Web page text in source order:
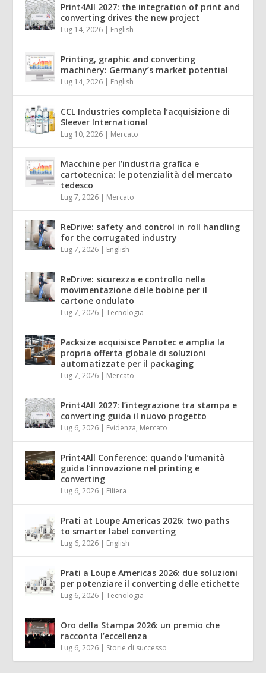
Print4All 2027: the integration of print and
converting drives the new project
Lug 14, 2026 | English
Printing, graphic and converting
machinery: Germany’s market potential
Lug 14, 2026 | English
CCL Industries completa l’acquisizione di
Sleever International
Lug 10, 2026 | Mercato
Macchine per l’industria grafica e
cartotecnica: le potenzialità del mercato
tedesco
Lug 7, 2026 | Mercato
ReDrive: safety and control in roll handling
for the corrugated industry
Lug 7, 2026 | English
ReDrive: sicurezza e controllo nella
movimentazione delle bobine per il
cartone ondulato
Lug 7, 2026 |Tecnologia
Packsize acquisisce Panotec e amplia la
propria offerta globale di soluzioni
automatizzate per il packaging
Lug 7, 2026 | Mercato
Print4All 2027: l’integrazione tra stampa e
converting guida il nuovo progetto
Lug 6, 2026 | Evidenza, Mercato
Print4All Conference: quando l’umanità
guida l’innovazione nel printing e
converting
Lug 6, 2026 | Filiera
Prati at Loupe Americas 2026: two paths
to smarter label converting
Lug 6, 2026 | English
Prati a Loupe Americas 2026: due soluzioni
per potenziare il converting delle etichette
Lug 6, 2026 |Tecnologia
Oro della Stampa 2026: un premio che
racconta l’eccellenza
Lug 6, 2026 | Storie di successo